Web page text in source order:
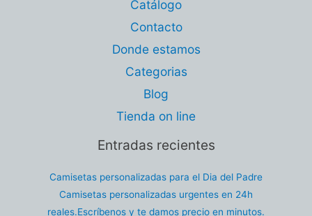
Catálogo
Contacto
Donde estamos
Categorias
Blog
Tienda on line
Entradas recientes
Camisetas personalizadas para el Dia del Padre
Camisetas personalizadas urgentes en 24h
reales.Escríbenos y te damos precio en minutos.